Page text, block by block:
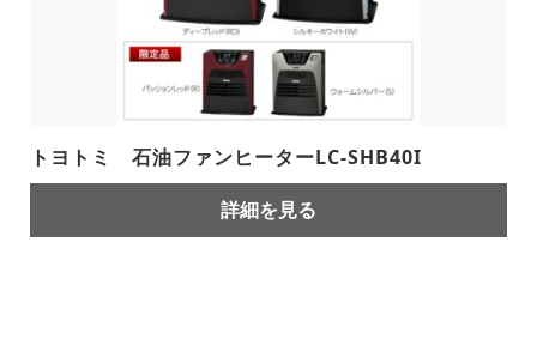
トヨトミ 石油ファンヒーターLC-SHB40I
詳細を見る